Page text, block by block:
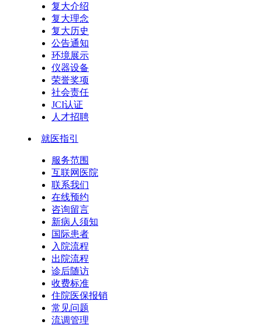
复大介绍
复大理念
复大历史
公告通知
环境展示
仪器设备
荣誉奖项
社会责任
JCI认证
人才招聘
就医指引
服务范围
互联网医院
联系我们
在线预约
咨询留言
新病人须知
国际患者
入院流程
出院流程
诊后随访
收费标准
住院医保报销
常见问题
流调管理